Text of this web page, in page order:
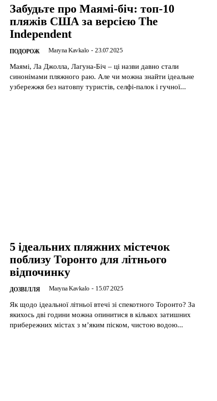
Забудьте про Маямі-біч: топ-10
пляжів США за версією The
Independent
ПОДОРОЖ Maryna Kavkalo - 23.07.2025
Маямі, Ла Джолла, Лагуна-Біч – ці назви давно стали
синонімами пляжного раю. Але чи можна знайти ідеальне
узбережжя без натовпу туристів, селфі-палок і гучної...
5 ідеальних пляжних містечок
поблизу Торонто для літнього
відпочинку
ДОЗВІЛЛЯ Maryna Kavkalo - 15.07.2025
Як щодо ідеальної літньої втечі зі спекотного Торонто? За
якихось дві години можна опинитися в кількох затишних
прибережних містах з м’яким піском, чистою водою...